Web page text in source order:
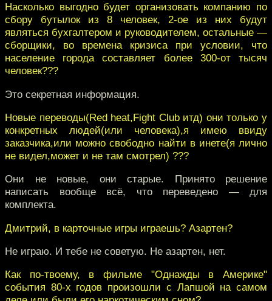
Насколько выгодно будет организовать компанию по
сбору бутылок из 8 человек, 2-ое из них будут
являться бухгалтером и руководителем, остальные —
сборщики, во времена кризиса при условии, что
население города составляет более 300-от тысяч
человек???
Это секретная информация.
Новые переводы(Red heat,Fight Club итд) они только у
конкретных людей(или человека),я имею ввиду
заказчика,или можно свободно найти в инете(я лично
не видел,может и не там смотрел) ???
Они не новые, они старые. Принято решение
написать вообще всё, что переведено — для
комплекта.
Дмитрий, в карточные игры играешь? Азартен?
Не играю. И тебе не советую. Не азартен, нет.
Как по-твоему, в фильме "Однажды в Америке"
события 80-х годов произошли с Лапшой на самом